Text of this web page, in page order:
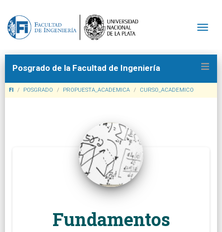
Posgrado de la Facultad de Ingeniería
FI POSGRADO PROPUESTA_ACADEMICA CURSO_ACADEMICO
Fundamentos